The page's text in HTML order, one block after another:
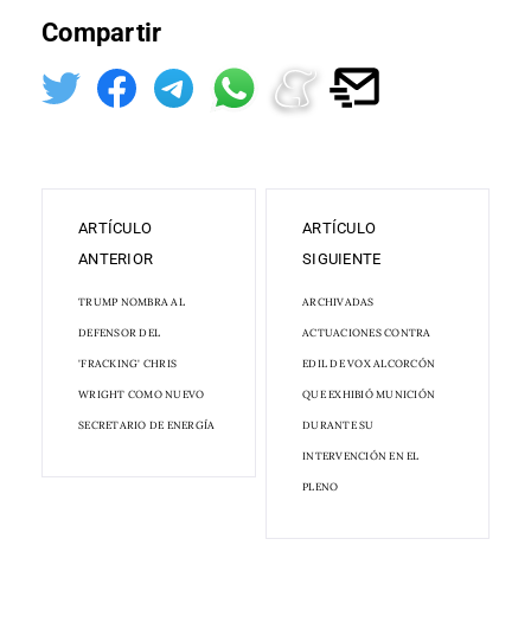
Compartir
ARTÍCULO
ANTERIOR
TRUMP NOMBRA AL
DEFENSOR DEL
'FRACKING' CHRIS
WRIGHT COMO NUEVO
SECRETARIO DE ENERGÍA
ARTÍCULO
SIGUIENTE
ARCHIVADAS
ACTUACIONES CONTRA
EDIL DE VOX ALCORCÓN
QUE EXHIBIÓ MUNICIÓN
DURANTE SU
INTERVENCIÓN EN EL
PLENO